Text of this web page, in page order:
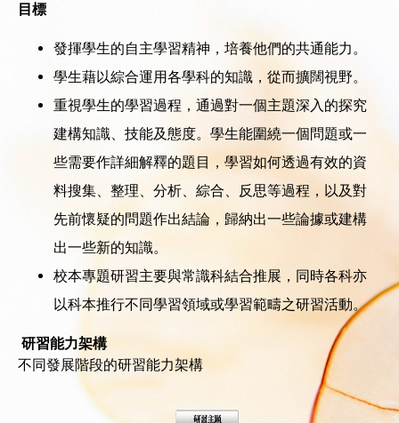
目標
發揮學生的自主學習精神，培養他們的共通能力。
學生藉以綜合運用各學科的知識，從而擴闊視野。
重視學生的學習過程，通過對一個主題深入的探究
建構知識、技能及態度。學生能圍繞一個問題或一
些需要作詳細解釋的題目，學習如何透過有效的資
料搜集、整理、分析、綜合、反思等過程，以及對
先前懷疑的問題作出結論，歸納出一些論據或建構
出一些新的知識。
校本專題研習主要與常識科結合推展，同時各科亦
以科本推行不同學習領域或學習範疇之研習活動。
研習能力架構
不同發展階段的研習能力架構